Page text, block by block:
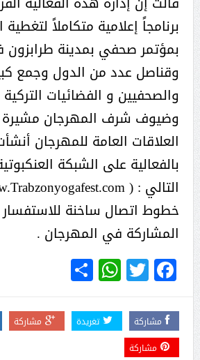
برنامجاً إعلامية متكاملاً
بمؤتمر صحفي بمدينة
وقناصل عدد من الدول وجمع
والصحفيين و الفضائيات التركية
وضيوف شرف المهرجان مشيرة
العلاقات العامة للمهرجان
بالفعالية على الشبكة
خطوط اتصال ساخنة
المشاركة في المهرجان .
Facebook
Twitter
WhatsApp
Share
مشاركة تغريدة مشاركة
مشاركة